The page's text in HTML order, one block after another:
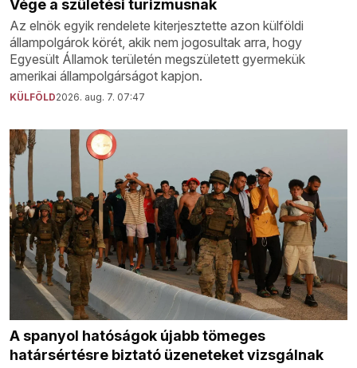
Vége a születési turizmusnak
Az elnök egyik rendelete kiterjesztette azon külföldi
állampolgárok körét, akik nem jogosultak arra, hogy
Egyesült Államok területén megszületett gyermekük
amerikai állampolgárságot kapjon.
KÜLFÖLD2026. aug. 7. 07:47
A spanyol hatóságok újabb tömeges
határsértésre biztató üzeneteket vizsgálnak